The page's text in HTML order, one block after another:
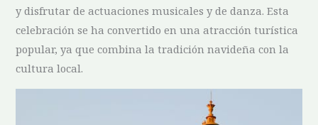
y disfrutar de ⁢actuaciones ⁤musicales y de danza. Esta
celebración⁤ se ha convertido en una atracción turística
popular, ya que combina la tradición navideña con la
cultura local.